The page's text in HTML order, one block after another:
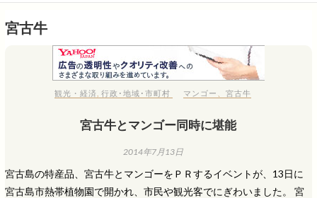
宮古牛
観光・経済 ,行政･地域･市町村 マンゴー 、宮古牛
宮古牛とマンゴー同時に堪能
2014年7月13日
宮古島の特産品、宮古牛とマンゴーをＰＲするイベントが、13日に
宮古島市熱帯植物園で開かれ、市民や観光客でにぎわいました。 宮